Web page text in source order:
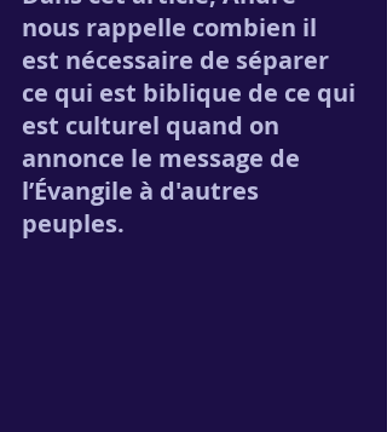
nous rappelle combien il
est nécessaire de séparer
ce qui est biblique de ce qui
est culturel quand on
annonce le message de
l’Évangile à d'autres
peuples.